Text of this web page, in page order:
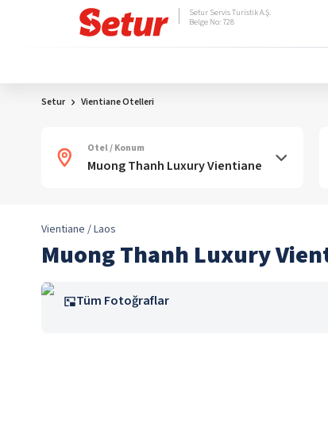
Setur Servis Turistik A.Ş.
Belge No: 728
Setur Vientiane Otelleri
Otel / Konum
Vientiane / Laos
Muong Thanh Luxury
Tüm Fotoğraflar